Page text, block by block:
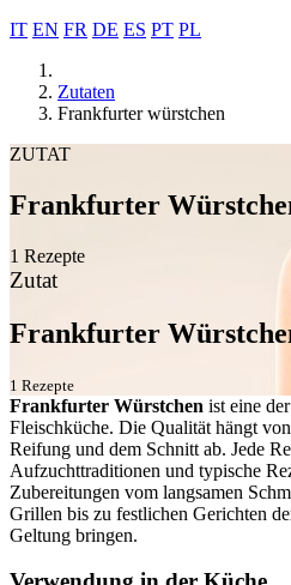
IT EN FR DE ES PT PL
Zutaten
Frankfurter würstchen
ZUTAT
Frankfurter
1 Rezepte
Zutat
Frankfurter
1 Rezepte
Frankfurter Würstchen ist eine
Fleischküche. Die Qualität hängt
Reifung und dem Schnitt ab. Jede
Aufzuchttraditionen und typische
Zubereitungen vom langsamen
Grillen bis zu festlichen Gerichten
Geltung bringen.